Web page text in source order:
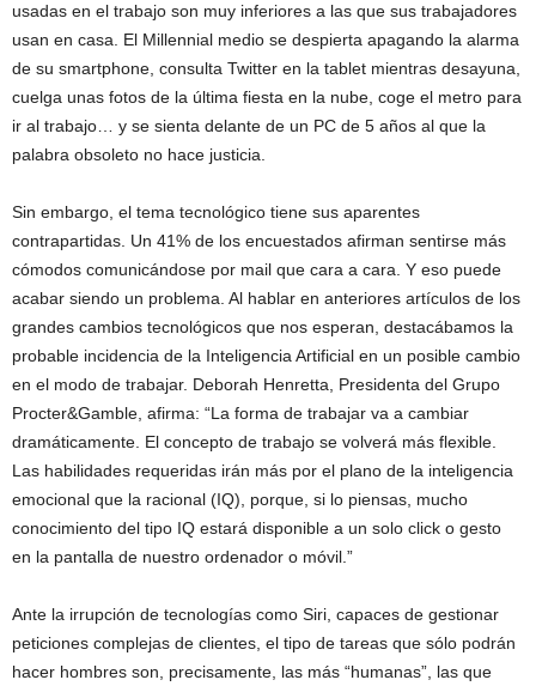
usadas en el trabajo son muy inferiores a las que sus trabajadores
usan en casa. El Millennial medio se despierta apagando la alarma
de su smartphone, consulta Twitter en la tablet mientras desayuna,
cuelga unas fotos de la última fiesta en la nube, coge el metro para
ir al trabajo… y se sienta delante de un PC de 5 años al que la
palabra obsoleto no hace justicia.
Sin embargo, el tema tecnológico tiene sus aparentes
contrapartidas. Un 41% de los encuestados afirman sentirse más
cómodos comunicándose por mail que cara a cara. Y eso puede
acabar siendo un problema. Al hablar en anteriores artículos de los
grandes cambios tecnológicos que nos esperan, destacábamos la
probable incidencia de la Inteligencia Artificial en un posible cambio
en el modo de trabajar. Deborah Henretta, Presidenta del Grupo
Procter&Gamble, afirma: “La forma de trabajar va a cambiar
dramáticamente. El concepto de trabajo se volverá más flexible.
Las habilidades requeridas irán más por el plano de la inteligencia
emocional que la racional (IQ), porque, si lo piensas, mucho
conocimiento del tipo IQ estará disponible a un solo click o gesto
en la pantalla de nuestro ordenador o móvil.”
Ante la irrupción de tecnologías como Siri, capaces de gestionar
peticiones complejas de clientes, el tipo de tareas que sólo podrán
hacer hombres son, precisamente, las más “humanas”, las que